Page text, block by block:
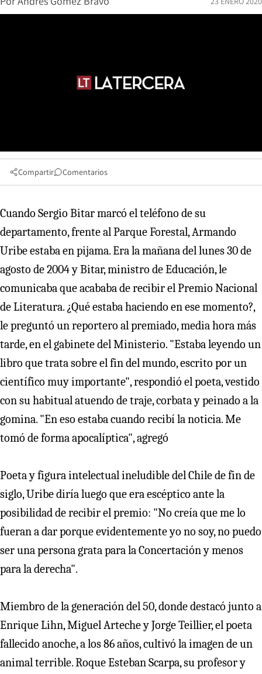
Compartir Comentarios
Cuando Sergio Bitar marcó el teléfono de su
departamento, frente al Parque Forestal, Armando
Uribe estaba en pijama. Era la mañana del lunes 30 de
agosto de 2004 y Bitar, ministro de Educación, le
comunicaba que acababa de recibir el Premio Nacional
de Literatura. ¿Qué estaba haciendo en ese momento?,
le preguntó un reportero al premiado, media hora más
tarde, en el gabinete del Ministerio. "Estaba leyendo un
libro que trata sobre el fin del mundo, escrito por un
científico muy importante", respondió el poeta, vestido
con su habitual atuendo de traje, corbata y peinado a la
gomina. "En eso estaba cuando recibí la noticia. Me
tomó de forma apocalíptica", agregó
Poeta y figura intelectual ineludible del Chile de fin de
siglo, Uribe diría luego que era escéptico ante la
posibilidad de recibir el premio: "No creía que me lo
fueran a dar porque evidentemente yo no soy, no puedo
ser una persona grata para la Concertación y menos
para la derecha".
Miembro de la generación del 50, donde destacó junto a
Enrique Lihn, Miguel Arteche y Jorge Teillier, el poeta
fallecido anoche, a los 86 años, cultivó la imagen de un
animal terrible. Roque Esteban Scarpa, su profesor y